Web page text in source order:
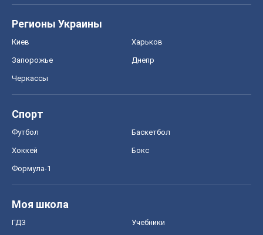
Регионы Украины
Киев Харьков
Запорожье Днепр
Черкассы
Спорт
Футбол Баскетбол
Хоккей Бокс
Формула-1
Моя школа
ГДЗ Учебники